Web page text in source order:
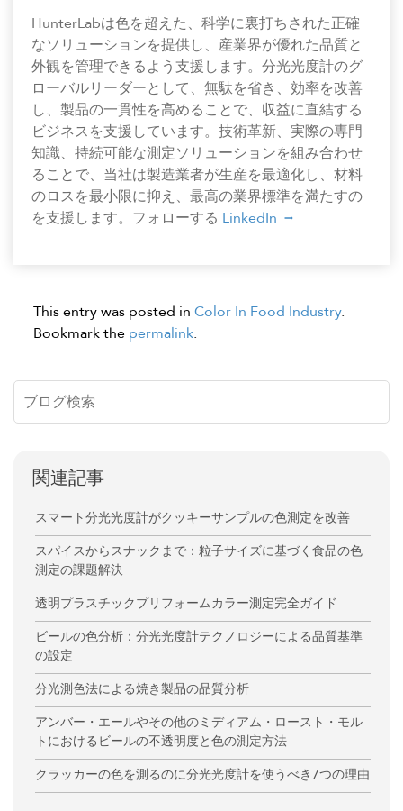
HunterLabは色を超えた、科学に裏打ちされた正確
なソリューションを提供し、産業界が優れた品質と
外観を管理できるよう支援します。分光光度計のグ
ローバルリーダーとして、無駄を省き、効率を改善
し、製品の一貫性を高めることで、収益に直結する
ビジネスを支援しています。技術革新、実際の専門
知識、持続可能な測定ソリューションを組み合わせ
ることで、当社は製造業者が生産を最適化し、材料
のロスを最小限に抑え、最高の業界標準を満たすの
を支援します。フォローする LinkedIn
This entry was posted in Color In Food Industry.
Bookmark the permalink.
関連記事
スマート分光光度計がクッキーサンプルの色測定を改善
スパイスからスナックまで：粒子サイズに基づく食品の色
測定の課題解決
透明プラスチックプリフォームカラー測定完全ガイド
ビールの色分析：分光光度計テクノロジーによる品質基準
の設定
分光測色法による焼き製品の品質分析
アンバー・エールやその他のミディアム・ロースト・モル
トにおけるビールの不透明度と色の測定方法
クラッカーの色を測るのに分光光度計を使うべき7つの理由